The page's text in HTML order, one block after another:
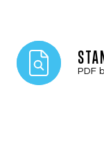
PDF